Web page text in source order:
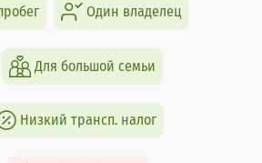
Один владелец
Для большой семьи
Низкий трансп. налог